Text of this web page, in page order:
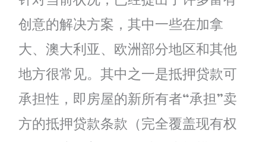
创意的解决方案，其中一些在加拿
大、澳大利亚、欧洲部分地区和其他
地方很常见。其中之一是抵押贷款可
承担性，即房屋的新所有者“承担”卖
方的抵押贷款条款（完全覆盖现有权